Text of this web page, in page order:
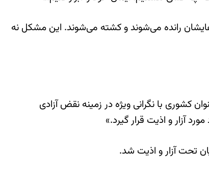
رانده می‌شوند و کشته می‌شوند. این مشکل نه
کشوری با نگرانی ویژه در زمینه نقض آزادی
آزار و اذیت قرار گیرد.»
تحت آزار و اذیت شد.